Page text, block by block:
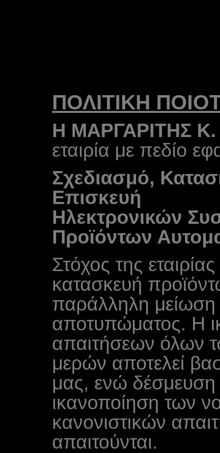
ΠΟΛΙΤΙΚΗ
Η ΜΑΡΓΑΡΙΤΗΣ Κ.
εταιρία με πεδίο
Σχεδιασμό,
Επισκευή
Ηλεκτρονικών
Προϊόντων
Στόχος της
κατασκευή
παράλληλη μείωση
αποτυπώματος. Η
απαιτήσεων όλων
μερών αποτελεί
μας, ενώ δέσμευση
ικανοποίηση των
κανονιστικών
απαιτούνται.